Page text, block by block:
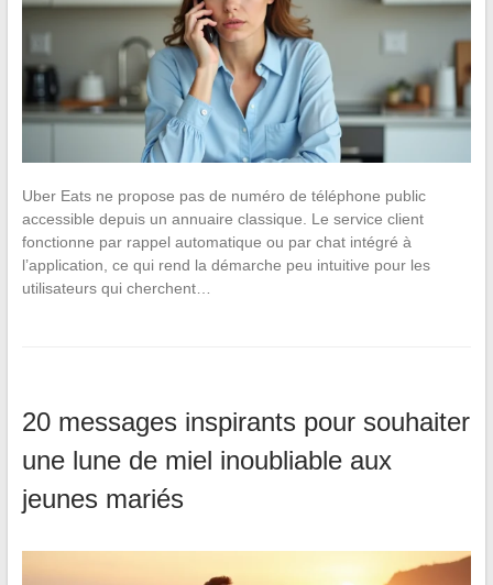
Uber Eats ne propose pas de numéro de téléphone public
accessible depuis un annuaire classique. Le service client
fonctionne par rappel automatique ou par chat intégré à
l’application, ce qui rend la démarche peu intuitive pour les
utilisateurs qui cherchent…
20 messages inspirants pour souhaiter
une lune de miel inoubliable aux
jeunes mariés